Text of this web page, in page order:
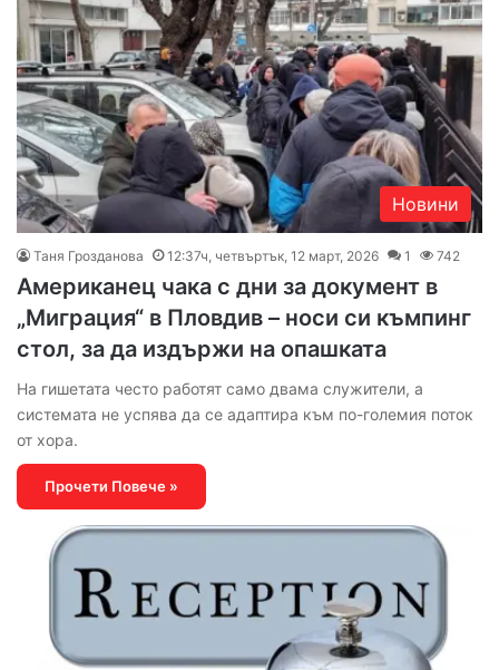
Новини
Таня Грозданова 12:37ч, четвъртък, 12 март, 2026 1 742
Американец чака с дни за документ в
„Миграция“ в Пловдив – носи си къмпинг
стол, за да издържи на опашката
На гишетата често работят само двама служители, а
системата не успява да се адаптира към по-големия поток
от хора.
Прочети Повече »